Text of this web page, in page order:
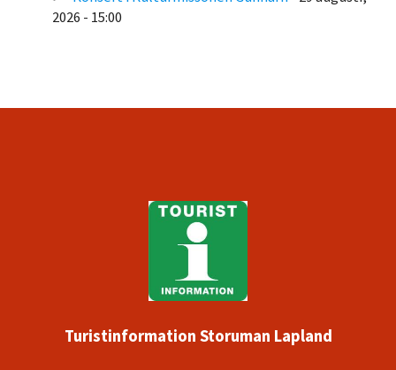
2026 - 15:00
Turistinformation Storuman Lapland